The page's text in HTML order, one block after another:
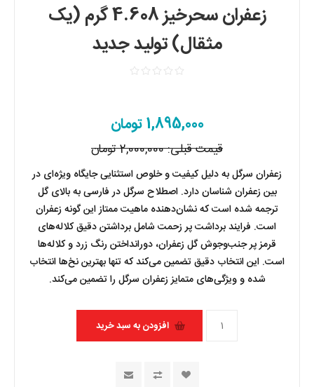
زعفران سحرخیز 4.608 گرم (یک
مثقال) تولید جدید
1,895,000 تومان
قیمت قبلی:2,000,000 تومان
زعفران سرگل به دلیل کیفیت و خلوص استثنایی جایگاه ویژه‌ای در
بین زعفران شناسان دارد. اصطلاح سرگل در فارسی به بالای گل
ترجمه شده است که نشان‌دهنده ماهیت ممتاز این گونه زعفران
است. فرایند برداشت پر زحمت شامل برداشتن دقیق کلاله‌های
قرمز پر جنب‌وجوش گل زعفران، دورانداختن رنگ زرد و کلاله‌ها
است. این انتخاب دقیق تضمین می‌کند که تنها بهترین نخ‌ها انتخاب
شده و ویژگی‌های متمایز زعفران سرگل را تضمین می‌کند.